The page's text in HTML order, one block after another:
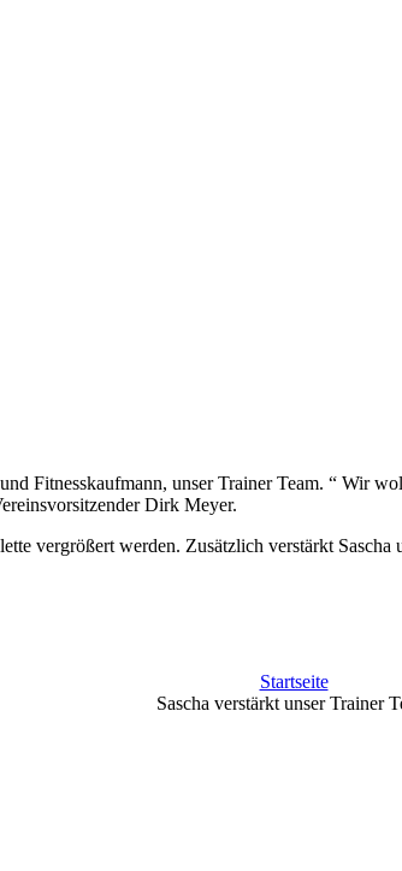
Fitnesskaufmann, unser Trainer Team. “ Wir
Dirk Meyer.
vergrößert werden. Zusätzlich verstärkt
Startseite
Sascha verstärkt unser Trainer